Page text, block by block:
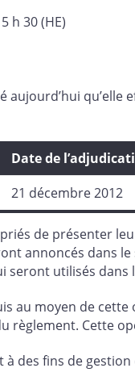
h 30 (HE)
aujourd’hui
Date de
21 décembre 2012
de présenter
annoncés dans
seront utilisés
au moyen de
règlement. Cette
des fins de